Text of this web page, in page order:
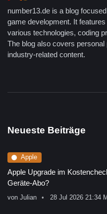
number13.de is a blog
game development. It
various technologies, coding
The blog also covers
industry-related content.
Neueste Beiträge
Apple
Apple Upgrade im
Geräte-Abo?
von Julian 28 Jul 2026 21:34